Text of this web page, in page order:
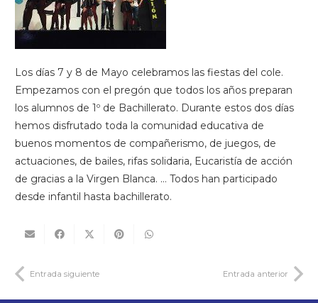
Los días 7 y 8 de Mayo celebramos las fiestas del cole.
Empezamos con el pregón que todos los años preparan
los alumnos de 1º de Bachillerato. Durante estos dos días
hemos disfrutado toda la comunidad educativa de
buenos momentos de compañerismo, de juegos, de
actuaciones, de bailes, rifas solidaria, Eucaristía de acción
de gracias a la Virgen Blanca. … Todos han participado
desde infantil hasta bachillerato.
Entrada siguiente Entrada anterior